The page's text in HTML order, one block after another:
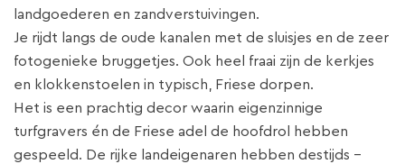
landgoederen en zandverstuivingen.
Je rijdt langs de oude kanalen met de sluisjes en de zeer
fotogenieke bruggetjes. Ook heel fraai zijn de kerkjes
en klokkenstoelen in typisch, Friese dorpen.
Het is een prachtig decor waarin eigenzinnige
turfgravers én de Friese adel de hoofdrol hebben
gespeeld. De rijke landeigenaren hebben destijds -